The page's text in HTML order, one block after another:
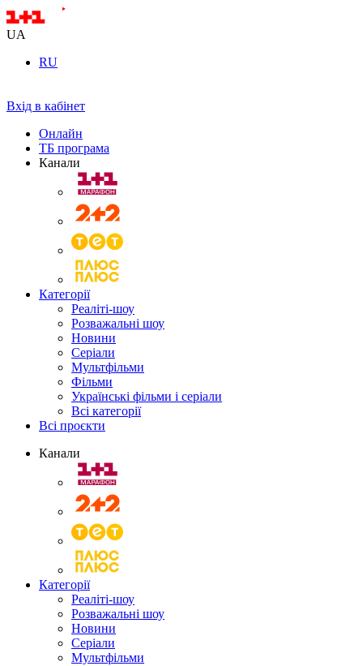
UA
RU
Вхід в кабінет
Онлайн
ТБ програма
Канали
Категорії
Реаліті-шоу
Розважальні шоу
Новини
Серіали
Мультфільми
Фільми
Українські фільми і серіали
Всі категорії
Всі проєкти
Канали
Категорії
Реаліті-шоу
Розважальні шоу
Новини
Серіали
Мультфільми